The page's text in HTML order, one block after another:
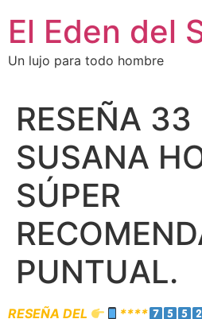
El Eden del
Un lujo para todo hombre
RESEÑA 33
SUSANA
SÚPER
PUNTUAL.
RESEÑA DEL
****